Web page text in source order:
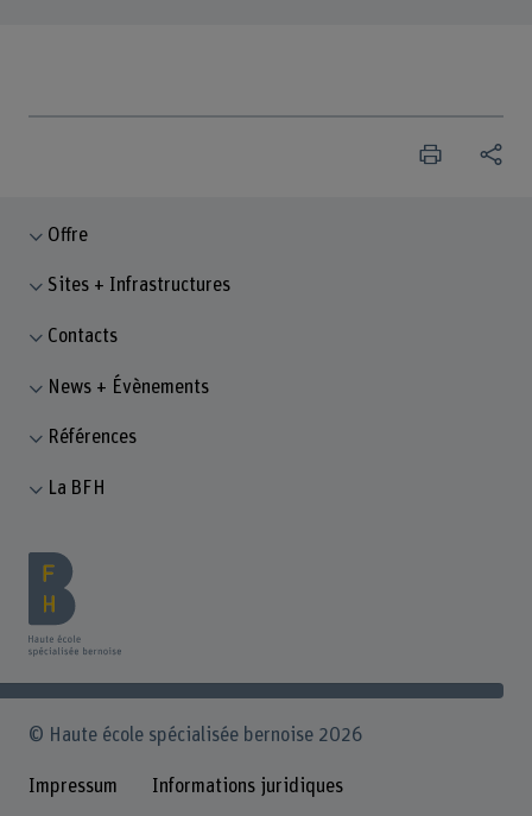
Offre
Sites + Infrastructures
Contacts
News + Évènements
Références
La BFH
© Haute école spécialisée bernoise 2026
Impressum Informations juridiques